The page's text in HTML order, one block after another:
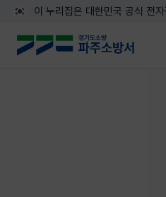
이 누리집은 대한민국 공식 전